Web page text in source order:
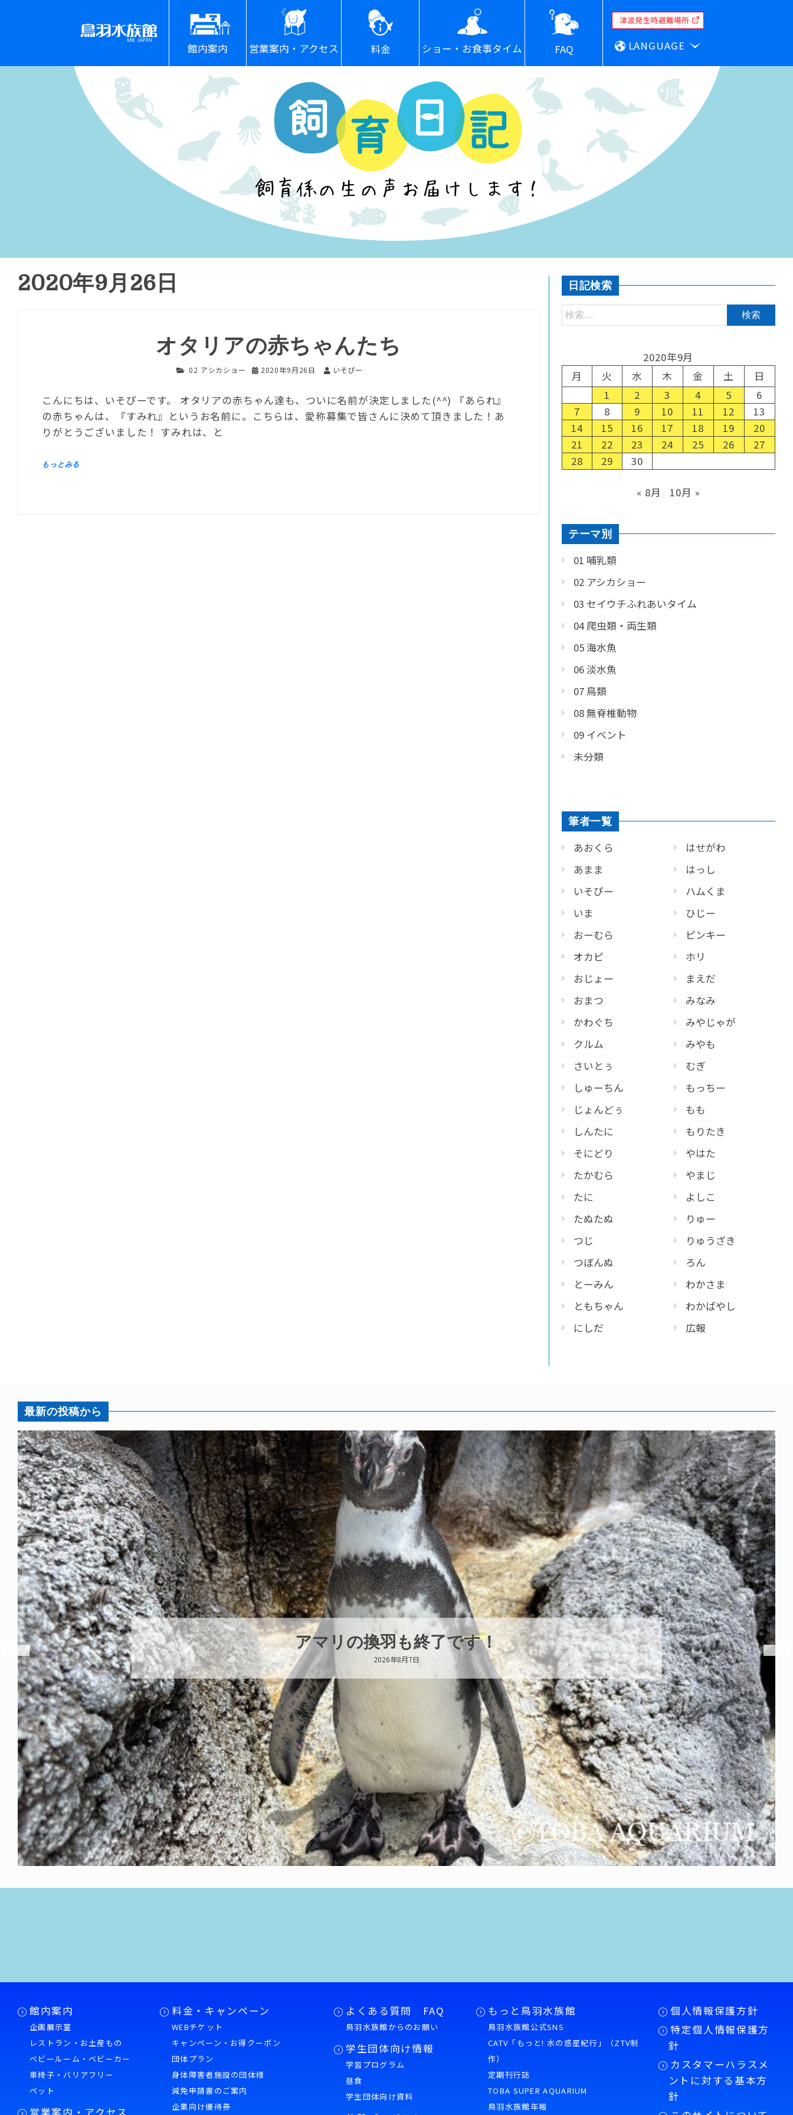
館内案内 営業案内・アクセス 料金 ショー・お食事タイム FAQ LANGUAGE
2020年9月26日
オタリアの赤ちゃんたち
02 アシカショー 2020年9月26日 いそぴー
こんにちは、いそぴーです。 オタリアの赤ちゃん達も、ついに名前が決定しました(^^) 『あられ』
の赤ちゃんは、『すみれ』というお名前に。こちらは、愛称募集で皆さんに決めて頂きました！あ
りがとうございました！ すみれは、と
日記検索
2020年9月
月
火 水 木 金 土
日
1
2 3 4 5
6
7
8 9 10 11 12
13
14
15 16 17 18 19
20
21
22 23 24 25 26
27
28
29 30
« 8月 10月 »
テーマ別
01 哺乳類
02 アシカショー
03 セイウチふれあいタイム
04 爬虫類・両生類
05 海水魚
06 淡水魚
07 鳥類
08 無脊椎動物
09 イベント
未分類
筆者一覧
あおくら
あまま
いそぴー
いま
おーむら
オカピ
おじょー
おまつ
かわぐち
クルム
さいとぅ
しゅーちん
じょんどぅ
しんたに
そにどり
たかむら
たに
たぬたぬ
つじ
つぼんぬ
とーみん
ともちゃん
にしだ
はせがわ
はっし
ハムくま
ひじー
ピンキー
ホリ
まえだ
みなみ
みやじゃが
みやも
むぎ
もっちー
もも
もりたき
やはた
やまじ
よしこ
りゅー
りゅうざき
ろん
わかさま
わかばやし
広報
最新の投稿から
トビウオ幼魚展示中！
2026年8月6日
館内案内
企画展示室
レストラン・お土産もの
ベビールーム・ベビーカー
車椅子・バリアフリー
ペット
営業案内・アクセス
料金・キャンペーン
WEBチケット
キャンペーン・お得クーポン
団体プラン
身体障害者施設の団体様
減免申請書のご案内
企業向け優待券
よくある質問 FAQ
鳥羽水族館からのお願い
学生団体向け情報
学習プログラム
昼食
学生団体向け資料
もっと鳥羽水族館
鳥羽水族館公式SNS
CATV「もっと! 水の惑星紀行」（ZTV制
作）
定期刊行誌
TOBA SUPER AQUARIUM
鳥羽水族館年報
個人情報保護方針
特定個人情報保護方
針
カスタマーハラスメ
ントに対する基本方
針